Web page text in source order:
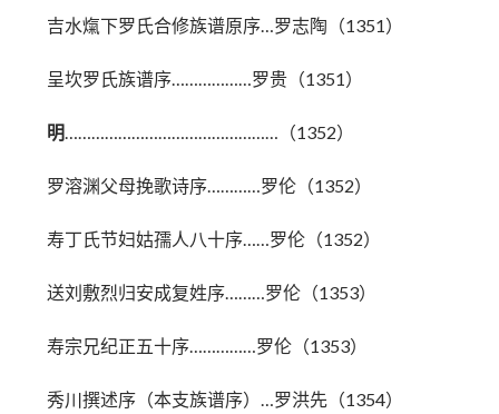
吉水熂下罗氏合修族谱原序…罗志陶（1351）
呈坎罗氏族谱序………………罗贵（1351）
明…………………………………………（1352）
罗溶渊父母挽歌诗序…………罗伦（1352）
寿丁氏节妇姑孺人八十序……罗伦（1352）
送刘敷烈归安成复姓序………罗伦（1353）
寿宗兄纪正五十序……………罗伦（1353）
秀川撰述序（本支族谱序）…罗洪先（1354）